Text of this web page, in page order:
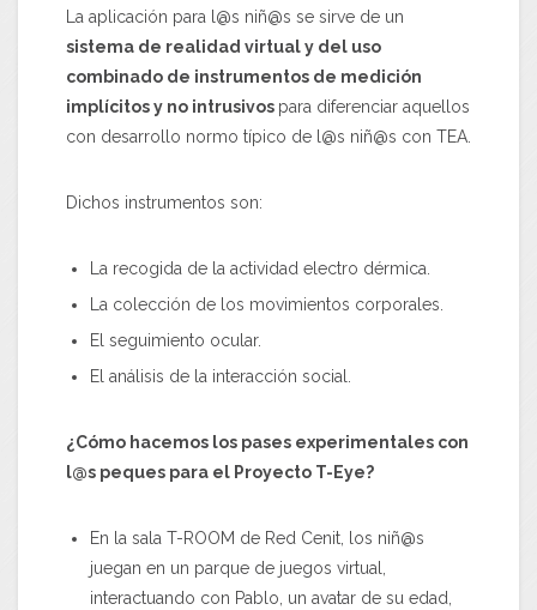
La aplicación para l@s niñ@s se sirve de un
sistema de realidad virtual y del uso
combinado de instrumentos de medición
implícitos y no intrusivos para diferenciar aquellos
con desarrollo normo típico de l@s niñ@s con TEA.
Dichos instrumentos son:
La recogida de la actividad electro dérmica.
La colección de los movimientos corporales.
El seguimiento ocular.
El análisis de la interacción social.
¿Cómo hacemos los pases experimentales con
l@s peques para el Proyecto T-Eye?
En la sala T-ROOM de Red Cenit, los niñ@s
juegan en un parque de juegos virtual,
interactuando con Pablo, un avatar de su edad,